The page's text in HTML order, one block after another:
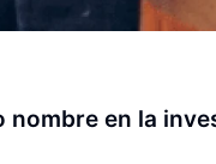
nombre en la